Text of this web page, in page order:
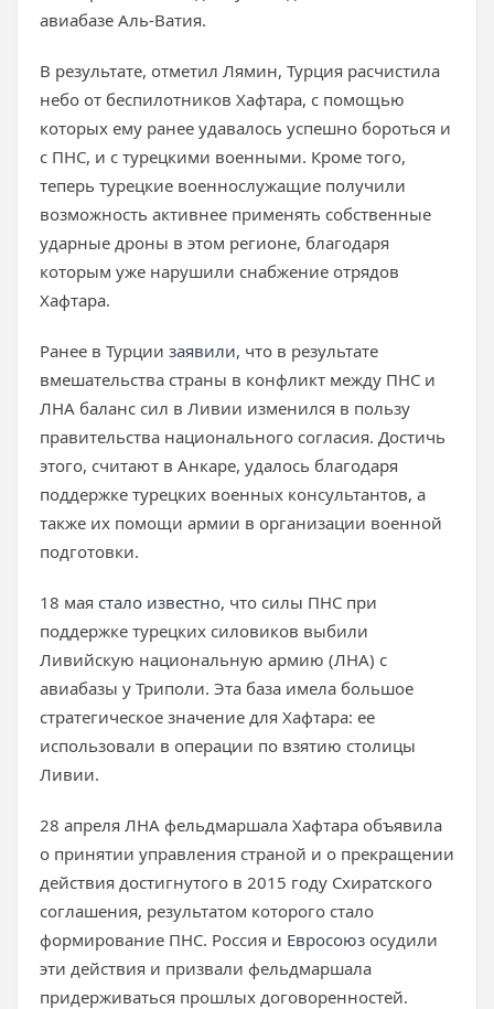
авиабазе Аль-Ватия.
В результате, отметил Лямин, Турция расчистила
небо от беспилотников Хафтара, с помощью
которых ему ранее удавалось успешно бороться и
с ПНС, и с турецкими военными. Кроме того,
теперь турецкие военнослужащие получили
возможность активнее применять собственные
ударные дроны в этом регионе, благодаря
которым уже нарушили снабжение отрядов
Хафтара.
Ранее в Турции заявили, что в результате
вмешательства страны в конфликт между ПНС и
ЛНА баланс сил в Ливии изменился в пользу
правительства национального согласия. Достичь
этого, считают в Анкаре, удалось благодаря
поддержке турецких военных консультантов, а
также их помощи армии в организации военной
подготовки.
18 мая стало известно, что силы ПНС при
поддержке турецких силовиков выбили
Ливийскую национальную армию (ЛНА) с
авиабазы у Триполи. Эта база имела большое
стратегическое значение для Хафтара: ее
использовали в операции по взятию столицы
Ливии.
28 апреля ЛНА фельдмаршала Хафтара объявила
о принятии управления страной и о прекращении
действия достигнутого в 2015 году Схиратского
соглашения, результатом которого стало
формирование ПНС. Россия и Евросоюз осудили
эти действия и призвали фельдмаршала
придерживаться прошлых договоренностей.